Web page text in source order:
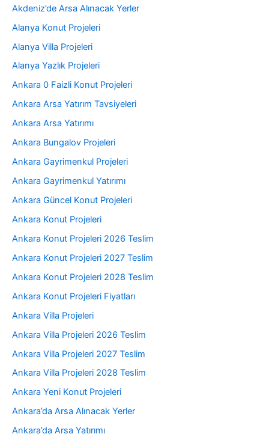
Akdeniz’de Arsa Alınacak Yerler
Alanya Konut Projeleri
Alanya Villa Projeleri
Alanya Yazlık Projeleri
Ankara 0 Faizli Konut Projeleri
Ankara Arsa Yatırım Tavsiyeleri
Ankara Arsa Yatırımı
Ankara Bungalov Projeleri
Ankara Gayrimenkul Projeleri
Ankara Gayrimenkul Yatırımı
Ankara Güncel Konut Projeleri
Ankara Konut Projeleri
Ankara Konut Projeleri 2026 Teslim
Ankara Konut Projeleri 2027 Teslim
Ankara Konut Projeleri 2028 Teslim
Ankara Konut Projeleri Fiyatları
Ankara Villa Projeleri
Ankara Villa Projeleri 2026 Teslim
Ankara Villa Projeleri 2027 Teslim
Ankara Villa Projeleri 2028 Teslim
Ankara Yeni Konut Projeleri
Ankara’da Arsa Alınacak Yerler
Ankara’da Arsa Yatırımı